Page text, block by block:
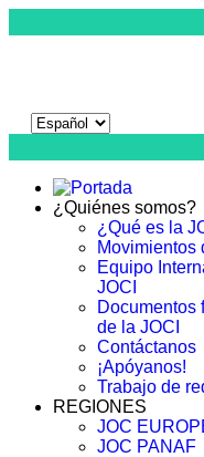
¿Quiénes somos?
¿Qué es la
Movimientos
Equipo
JOCI
Documentos
de la JOCI
Contáctanos
¡Apóyanos!
Trabajo de
REGIONES
JOC
JOC PANAF